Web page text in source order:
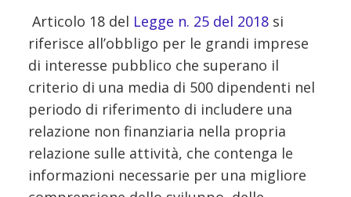
Articolo 18 del Legge n. 25 del 2018 si
riferisce all’obbligo per le grandi imprese
di interesse pubblico che superano il
criterio di una media di 500 dipendenti nel
periodo di riferimento di includere una
relazione non finanziaria nella propria
relazione sulle attività, che contenga le
informazioni necessarie per una migliore